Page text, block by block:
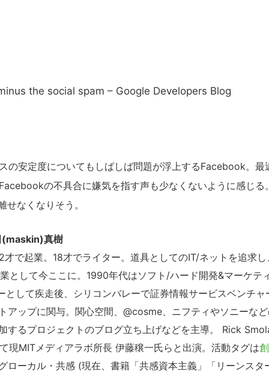
the social spam – Google Developers Blog
の安定度についてもしばしば問題が浮上するFacebook。最
の不具合に嫌気を指す声も少なくないように感じる。
なくなりそう。
(maskin)真樹
で起業。18才でライター。道具としてのIT/ネットを追求し
として今ここに。1990年代はソフト/ハード開発&マーケテ
して疾走後、シリコンバレーで証券情報サービスベンチャ
アップに関与。関心空間、@cosme、ニフティやソニーな
するプロジェクトのブログ立ち上げなどを主導。 Rick
MITメディアラボ所長 伊藤穣一氏らと出演。活動タグは創
ローカル・共感 (現在、書籍「共感資本主義」「リーンスタ